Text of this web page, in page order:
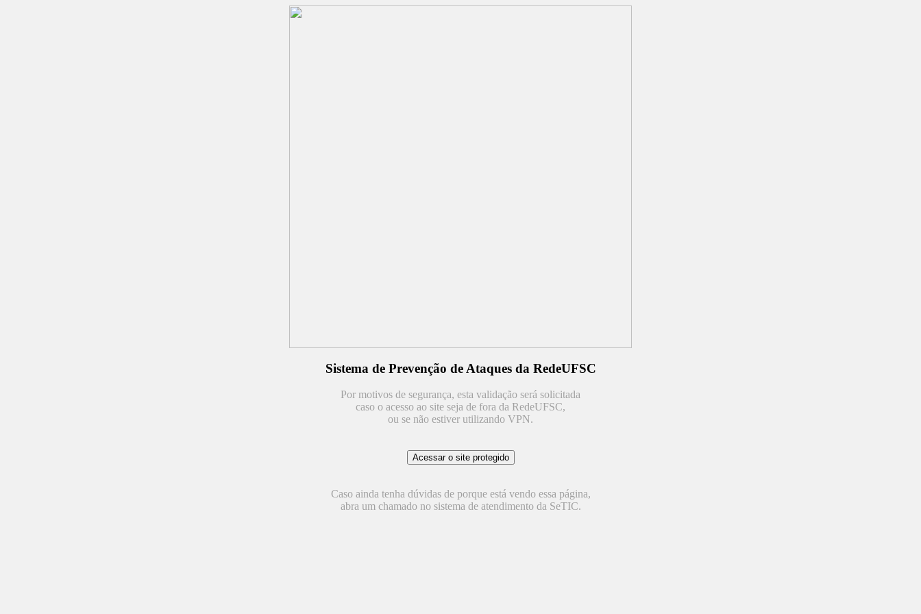
Sistema de Prevenção de Ataques da RedeUFSC
Por motivos de segurança, esta validação será solicitada
caso o acesso ao site seja de fora da RedeUFSC,
ou se não estiver utilizando VPN.
Caso ainda tenha dúvidas de porque está vendo essa página,
abra um chamado no sistema de atendimento da SeTIC.